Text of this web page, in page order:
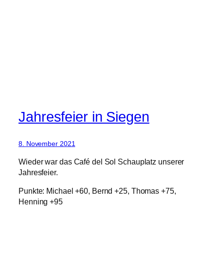
Jahresfeier in Siegen
8. November 2021
Wieder war das Café del Sol Schauplatz unserer
Jahresfeier.
Punkte: Michael +60, Bernd +25, Thomas +75,
Henning +95